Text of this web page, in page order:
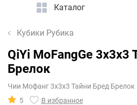
Каталог
Кубики Рубика
QiYi MoFangGe 3x3x3
Брелок
Чии Мофанг 3х3х3 Тайни Бред Брелок
5
В избранное